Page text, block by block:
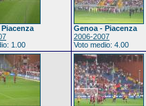
1.00
Genoa - Piacenza
2006-2007
Voto medio: 4.00